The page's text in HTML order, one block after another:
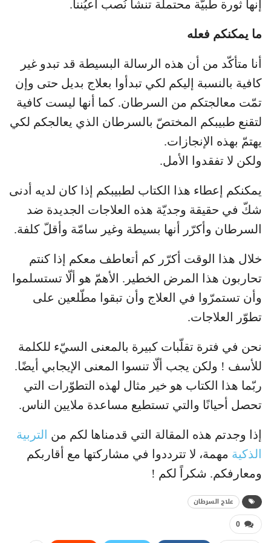
إنها ثورة طبيّة محتملة تنشأ نُصب أعيُننا.
ما يمكنكم فعله
أنا متأكّد من أن هذه الرسالة البسيطة قد تبدو غير
كافية بالنسبة إليكم لكي تبدأوا بعلاج بديل حتى وإن
تمّت معالجتكم من السرطان. كما أنها ليست كافية
لتقنع طبيبكم المختصّ بالسرطان الذي يعالجكم لكي
يهتمّ بهذه الإنجازات.
ولكن لا تفقدوا الأمل.
يمكنكم إعطاء هذا الكتاب لطبيبكم إذا كان لديه أدنى
شكّ في حقيقة وجديّة هذه العلاجات الجديدة ضد
السرطان وأكرّر أنها بسيطة وغير سامّة وأقلّ كلفة.
خلال هذا الوقت أكرّر كم أتعاطف معكم إذا كنتم
تحاربون هذا المرض الخطير. الأهمّ هو ألّا تستسلموا
وأن تستمرّوا في العلاج وأن تبقوا مطّلعين على
تطوّر العلاجات.
نحن في فترة تقلّبات كبيرة بالمعنى السيّء للكلمة
للأسف ! ولكن يجب ألّا تنسوا المعنى الإيجابي أيضًا.
ربّما هذا الكتاب هو خير مثال لهذه التطوّرات التي
تحصل أحيانًا والتي تستطيع مساعدة ملايين الناس.
إذا وجدتم هذه المقالة التي قدمناها لكم من التربية
الذكية مهمة، لا تترددوا في مشاركتها مع أقاربكم
ومعارفكم. شكراً لكم !
علاج السرطان
0